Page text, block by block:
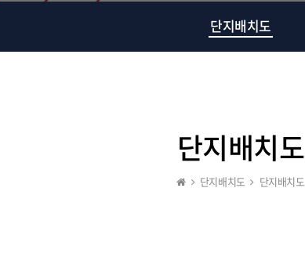
단지배치도
단지배치도
단지배치도 단지배치도